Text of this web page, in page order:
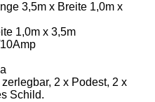
3,5m x Breite 1,0m x
1,0m x 3,5m
2 x Podest, 2 x
Schild.